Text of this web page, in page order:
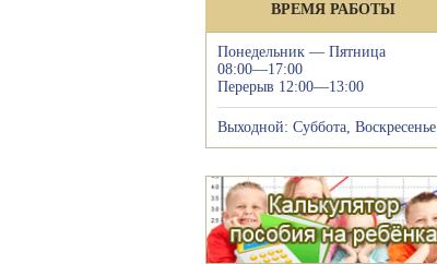
ВРЕМЯ РАБОТЫ
Понедельник — Пятница
08:00—17:00
Перерыв 12:00—13:00
Выходной: Суббота, Воскресенье